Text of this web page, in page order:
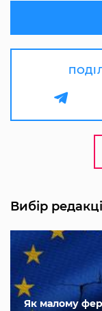
Вибір
Як малому